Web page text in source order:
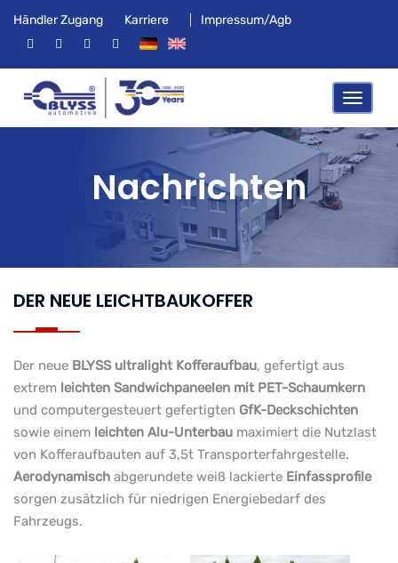
Händler Zugang Karriere Impressum/Agb
Nachrichten
DER NEUE LEICHTBAUKOFFER
Der neue BLYSS ultralight Kofferaufbau, gefertigt aus
extrem leichten Sandwichpaneelen mit PET-Schaumkern
und computergesteuert gefertigten GfK-Deckschichten
sowie einem leichten Alu-Unterbau maximiert die Nutzlast
von Kofferaufbauten auf 3,5t Transporterfahrgestelle.
Aerodynamisch abgerundete weiß lackierte Einfassprofile
sorgen zusätzlich für niedrigen Energiebedarf des
Fahrzeugs.